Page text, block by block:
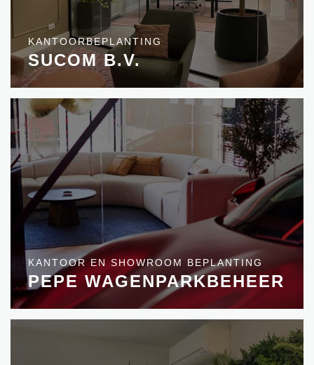
KANTOORBEPLANTING
SUCOM B.V.
KANTOOR EN SHOWROOM BEPLANTING
PEPE WAGENPARKBEHEER